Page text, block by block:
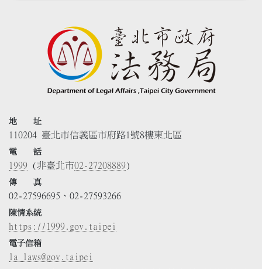
地 址
110204 臺北市信義區市府路1號8樓東北區
電 話
1999 (非臺北市02-27208889)
傳 真
02-27596695、02-27593266
陳情系統
https://1999.gov.taipei
電子信箱
la_laws@gov.taipei